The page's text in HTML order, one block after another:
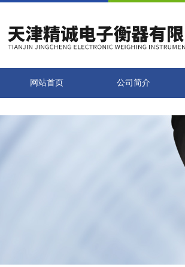
网站首页 公司简介